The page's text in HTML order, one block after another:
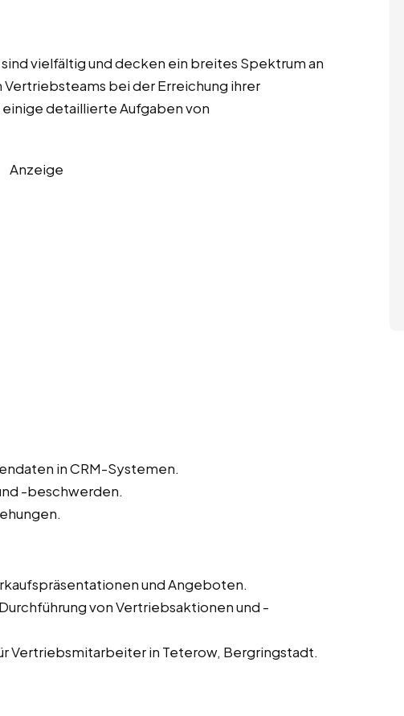
vielfältig und decken ein breites Spektrum an
bei der Erreichung ihrer
detaillierte Aufgaben von
Anzeige
in CRM-Systemen.
-beschwerden.
und Angeboten.
von Vertriebsaktionen und -
Vertriebsmitarbeiter in Teterow, Bergringstadt.